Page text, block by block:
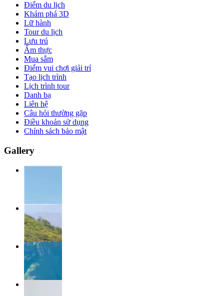
Điểm du lịch
Khám phá 3D
Lữ hành
Tour du lịch
Lưu trú
Ẩm thực
Mua sắm
Điểm vui chơi giải trí
Tạo lịch trình
Lịch trình tour
Danh bạ
Liên hệ
Câu hỏi thường gặp
Điều khoản sử dụng
Chính sách bảo mật
Gallery